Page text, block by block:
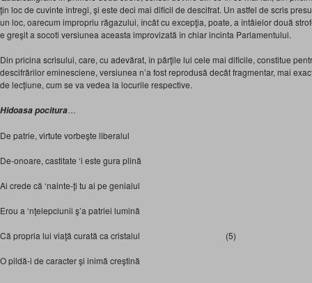
ţin loc de cuvinte întregi, şi este deci mai dificil de descifrat. Un astfel de scris
un loc, oarecum impropriu răgazului, încât cu excepţia, poate, a întâielor două
e greşit a socoti versiunea aceasta improvizată în chiar incinta Parlamentului.
Din pricina scrisului, care, cu adevărat, în părţile lui cele mai dificile, constitue
descifrărilor eminesciene, versiunea n’a fost reprodusă decât fragmentar, mai
de lecţiune, cum se va vedea la locurile respective.
Hidoasa pocitura
De patrie, virtute vorbeşte liberalul
De-onoare, castitate ‘i este gura plină
Ai crede că ‘nainte-ţi tu ai pe genialul
Erou a ‘nţelepciunii ş’a patriei lumină
Că propria lui viaţă curată ca cristalul (5)
O pildă-i de caracter şi inimă creştină